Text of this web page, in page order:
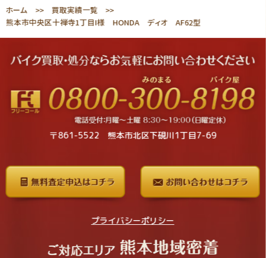
ホーム 買取実績一覧
熊本市中央区十禅寺1丁目I様 HONDA ディオ AF62型
〒861-5522 熊本市北区下硯川1丁目7-69
プライバシーポリシー